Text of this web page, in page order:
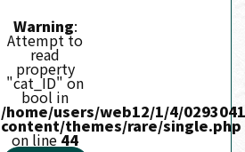
Warning:
Attempt to
read
property
"cat_ID" on
bool in
/home/users/web12/1/4/
content/themes/rare/single.php
on line44